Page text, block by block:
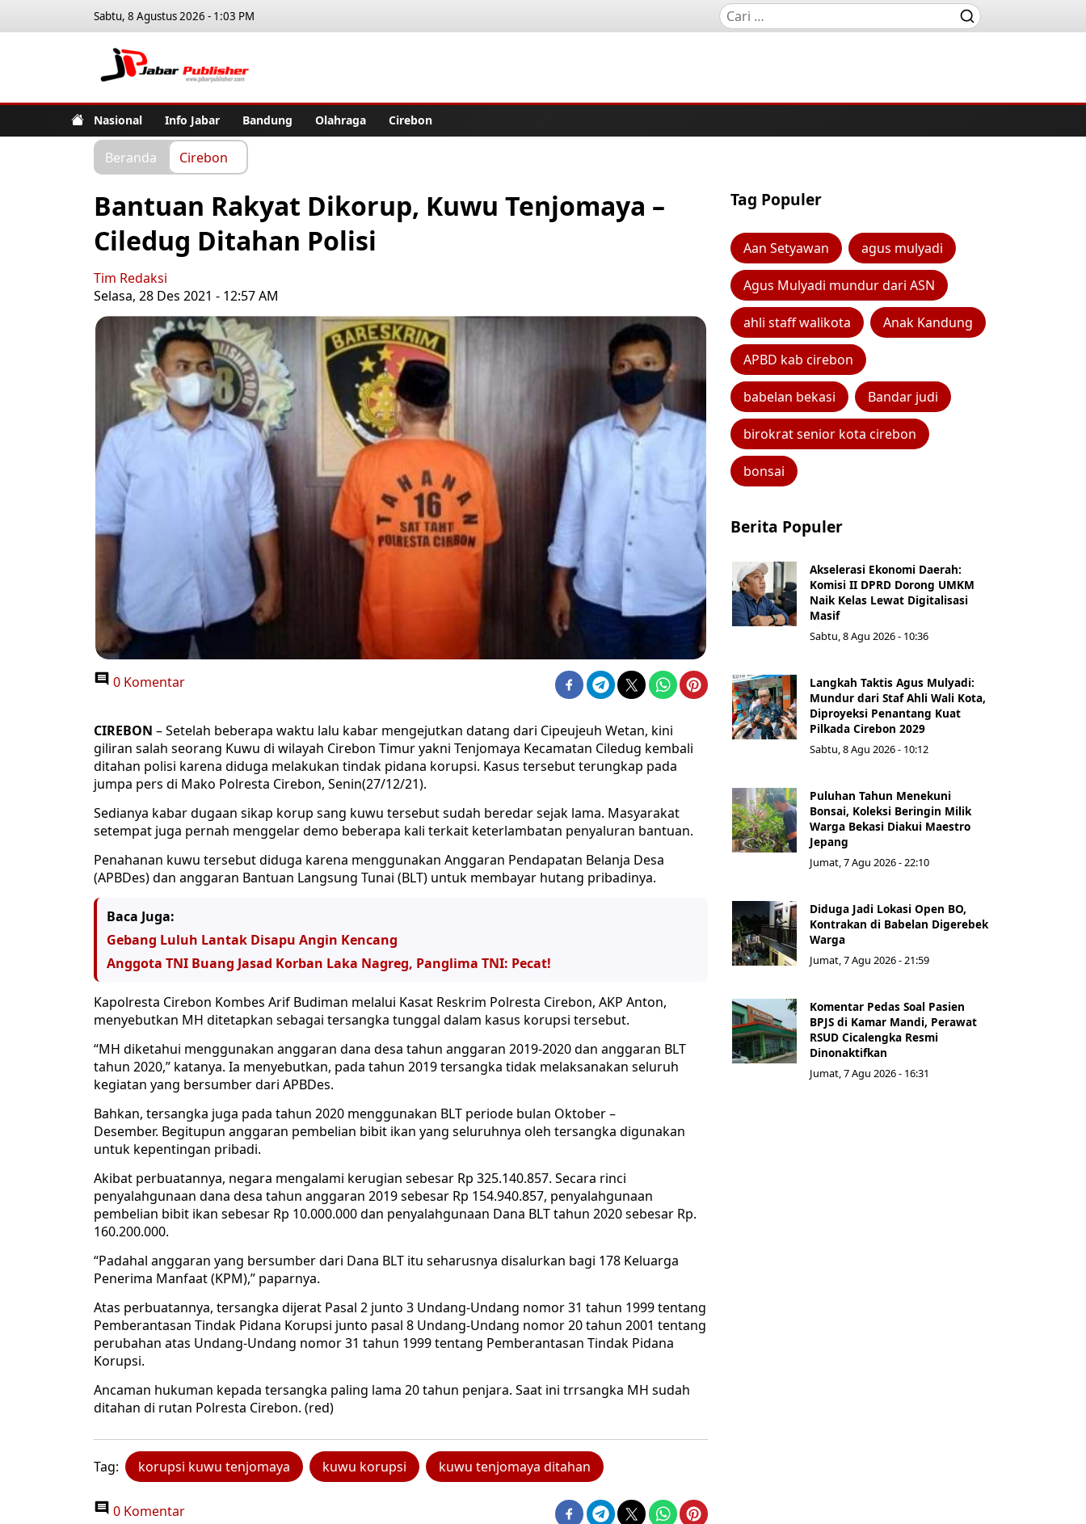
Sabtu, 8 Agustus 2026 - 1:03 PM
Nasional Info Jabar Bandung Olahraga Cirebon
Beranda Cirebon
Bantuan Rakyat Dikorup, Kuwu Tenjomaya –
Ciledug Ditahan Polisi
Tim Redaksi
Selasa, 28 Des 2021 - 12:57 AM
0 Komentar
CIREBON – Setelah beberapa waktu lalu kabar mengejutkan datang dari Cipeujeuh Wetan, kini
giliran salah seorang Kuwu di wilayah Cirebon Timur yakni Tenjomaya Kecamatan Ciledug kembali
ditahan polisi karena diduga melakukan tindak pidana korupsi. Kasus tersebut terungkap pada
jumpa pers di Mako Polresta Cirebon, Senin(27/12/21).
Sedianya kabar dugaan sikap korup sang kuwu tersebut sudah beredar sejak lama. Masyarakat
setempat juga pernah menggelar demo beberapa kali terkait keterlambatan penyaluran bantuan.
Penahanan kuwu tersebut diduga karena menggunakan Anggaran Pendapatan Belanja Desa
(APBDes) dan anggaran Bantuan Langsung Tunai (BLT) untuk membayar hutang pribadinya.
Baca Juga:
Gebang Luluh Lantak Disapu Angin Kencang
Anggota TNI Buang Jasad Korban Laka Nagreg, Panglima TNI: Pecat!
Kapolresta Cirebon Kombes Arif Budiman melalui Kasat Reskrim Polresta Cirebon, AKP Anton,
menyebutkan MH ditetapkan sebagai tersangka tunggal dalam kasus korupsi tersebut.
“MH diketahui menggunakan anggaran dana desa tahun anggaran 2019-2020 dan anggaran BLT
tahun 2020,” katanya. Ia menyebutkan, pada tahun 2019 tersangka tidak melaksanakan seluruh
kegiatan yang bersumber dari APBDes.
Bahkan, tersangka juga pada tahun 2020 menggunakan BLT periode bulan Oktober –
Desember. Begitupun anggaran pembelian bibit ikan yang seluruhnya oleh tersangka digunakan
untuk kepentingan pribadi.
Akibat perbuatannya, negara mengalami kerugian sebesar Rp 325.140.857. Secara rinci
penyalahgunaan dana desa tahun anggaran 2019 sebesar Rp 154.940.857, penyalahgunaan
pembelian bibit ikan sebesar Rp 10.000.000 dan penyalahgunaan Dana BLT tahun 2020 sebesar Rp.
160.200.000.
“Padahal anggaran yang bersumber dari Dana BLT itu seharusnya disalurkan bagi 178 Keluarga
Penerima Manfaat (KPM),” paparnya.
Atas perbuatannya, tersangka dijerat Pasal 2 junto 3 Undang-Undang nomor 31 tahun 1999 tentang
Pemberantasan Tindak Pidana Korupsi junto pasal 8 Undang-Undang nomor 20 tahun 2001 tentang
perubahan atas Undang-Undang nomor 31 tahun 1999 tentang Pemberantasan Tindak Pidana
Korupsi.
Ancaman hukuman kepada tersangka paling lama 20 tahun penjara. Saat ini trrsangka MH sudah
ditahan di rutan Polresta Cirebon. (red)
Tag: korupsi kuwu tenjomaya kuwu korupsi kuwu tenjomaya ditahan
0 Komentar
Tag Populer
Aan Setyawan agus mulyadi
Agus Mulyadi mundur dari ASN
ahli staff walikota Anak Kandung
APBD kab cirebon
babelan bekasi Bandar judi
birokrat senior kota cirebon
bonsai
Berita Populer
Akselerasi Ekonomi Daerah:
Komisi II DPRD Dorong UMKM
Naik Kelas Lewat Digitalisasi
Masif
Sabtu, 8 Agu 2026 - 10:36
Langkah Taktis Agus Mulyadi:
Mundur dari Staf Ahli Wali Kota,
Diproyeksi Penantang Kuat
Pilkada Cirebon 2029
Sabtu, 8 Agu 2026 - 10:12
Puluhan Tahun Menekuni
Bonsai, Koleksi Beringin Milik
Warga Bekasi Diakui Maestro
Jepang
Jumat, 7 Agu 2026 - 22:10
Diduga Jadi Lokasi Open BO,
Kontrakan di Babelan Digerebek
Warga
Jumat, 7 Agu 2026 - 21:59
Komentar Pedas Soal Pasien
BPJS di Kamar Mandi, Perawat
RSUD Cicalengka Resmi
Dinonaktifkan
Jumat, 7 Agu 2026 - 16:31